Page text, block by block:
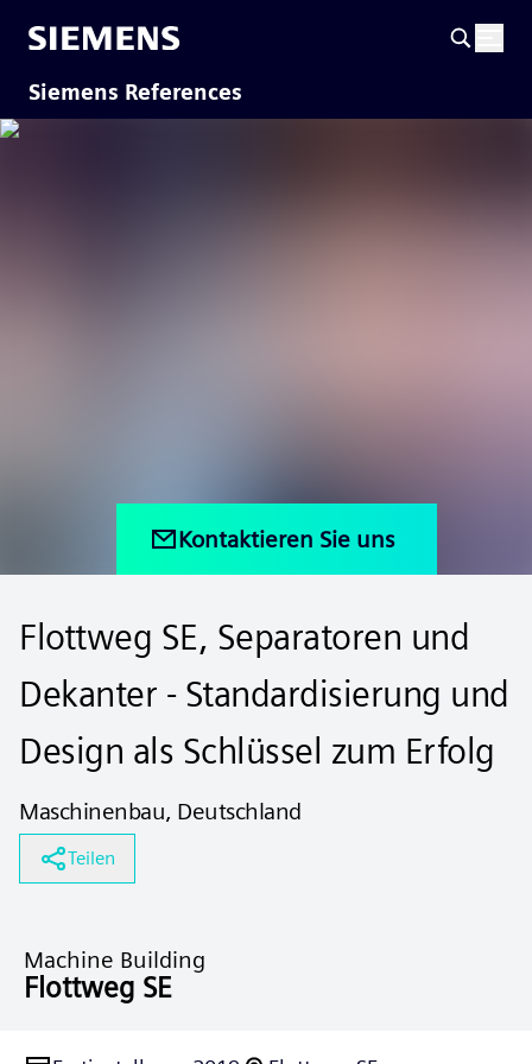
Siemens References
Kontaktieren Sie uns
Flottweg SE, Separatoren und
Dekanter - Standardisierung und
Design als Schlüssel zum Erfolg
Maschinenbau, Deutschland
Teilen
Machine Building
Flottweg SE